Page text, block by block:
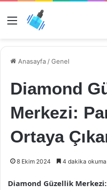
Menü
Anasayfa /Genel
Diamond
Merkezi:
Ortaya
8 Ekim 2024 4 dakika okuma
Diamond Güzellik Merkezi: